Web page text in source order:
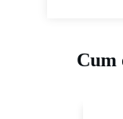
Cum